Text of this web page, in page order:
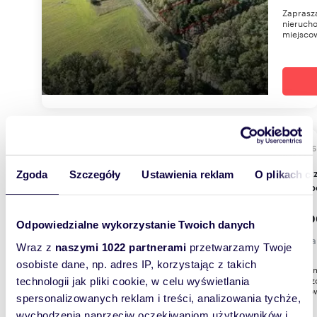
Zgoda Szczegóły Ustawienia reklam O plikach
Odpowiedzialne wykorzystanie Twoich danych
Wraz z naszymi 1022 partnerami przetwarzamy Twoje
osobiste dane, np. adres IP, korzystając z takich
technologii jak pliki cookie, w celu wyświetlania
spersonalizowanych reklam i treści, analizowania tychże,
12576
Do sprzedania działka przemysłowa 1,26ha z
398